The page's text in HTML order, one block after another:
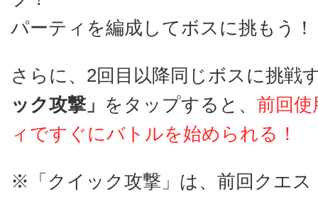
パーティを編成してボスに挑もう！
さらに、2回目以降同じボスに挑戦
ック攻撃」 をタップすると、 前回
ィですぐにバトルを始められる！
※「クイック攻撃」は、前回クエス